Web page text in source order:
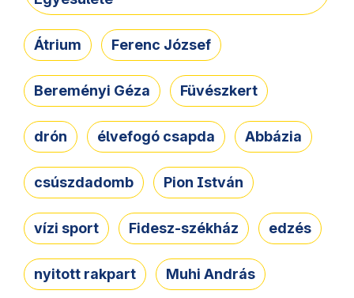
Átrium Ferenc József
Bereményi Géza Füvészkert
drón élvefogó csapda Abbázia
csúszdadomb Pion István
vízi sport Fidesz-székház edzés
nyitott rakpart Muhi András